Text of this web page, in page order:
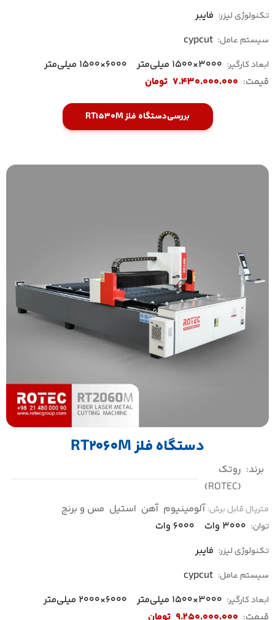
تکنولوژی لیزر: فایبر
سیستم عامل: cypcut
ابعاد کارگیر: 3000×1500 میلی‌متر
6000×1500 میلی‌متر
قیمت: 7.430.000.000 تومان
بررسیدستگاه فلز RT1530M
دستگاه فلز RT2060M
برند: روتک
(ROTEC)
متریال قابل برش: آلومینیوم آهن استیل مس و برنج
توان: 3000 وات 6000 وات
تکنولوژی لیزر: فایبر
سیستم عامل: cypcut
ابعاد کارگیر: 3000×1500 میلی‌متر
6000×2000 میلی‌متر